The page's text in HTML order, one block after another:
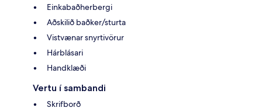
Einkabaðherbergi
Aðskilið baðker/sturta
Vistvænar snyrtivörur
Hárblásari
Handklæði
Vertu í sambandi
Skrifborð